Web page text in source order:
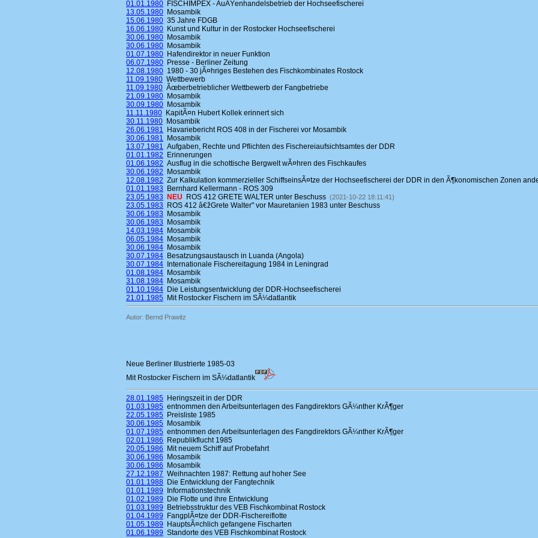
01.01.1980 FISCHIMPEX - AuÃŸenhandelsbetrieb der Hochseefischerei
13.05.1980 Mosambik
15.06.1980 35 Jahre FDGB
16.06.1980 Kunst und Kultur in der Rostocker Hochseefischerei
30.06.1980 Mosambik
30.06.1980 Mosambik
01.07.1980 Hafendirektor in neuer Funktion
06.07.1980 Presse - Berliner Zeitung
12.08.1980 1980 - 30 jÃ¤hriges Bestehen des Fischkombinates Rostock
11.09.1980 Wettbewerb
11.09.1980 Ãœberbetrieblicher Wettbewerb der Fangbetriebe
21.09.1980 Mosambik
30.09.1980 Mosambik
11.11.1980 KapitÃ¤n Hubert Kollek erinnert sich
30.11.1980 Mosambik
26.06.1981 Havariebericht ROS 408 in der Fischerei vor Mosambik
30.06.1981 Mosambik
13.07.1981 Aufgaben, Rechte und Pflichten des Fischereiaufsichtsamtes der DDR
01.01.1982 Erinnerungen
01.06.1982 Ausflug in die schottische Bergwelt wÃ¤hren des Fischkaufes
30.06.1982 Mosambik
12.08.1982 Zur Kalkulation kommerzieller SchiffseinsÃ¤tze der Hochseefischerei der DDR in den Ã¶konomischen Zonen
01.01.1983 Bernhard Kellermann - ROS 309
23.05.1983
NEU ROS 412 GRETE WALTER unter Beschuss (2021-10-22 18:11:41)
23.05.1983 ROS 412 â€žGrete Walter" vor Mauretanien 1983 unter Beschuss
30.06.1983 Mosambik
30.06.1983 Mosambik
14.03.1984 Mosambik
06.05.1984 Mosambik
30.06.1984 Mosambik
30.07.1984 Besatzungsaustausch in Luanda (Angola)
30.07.1984 Internationale Fischereitagung 1984 in Leningrad
01.08.1984 Mosambik
31.08.1984 Mosambik
01.10.1984 Die Leistungsentwicklung der DDR-Hochseefischerei
21.01.1985 Mit Rostocker Fischern im SÃ¼datlantik
Autor: Bernd Prawitz
Neue Berliner Illustrierte 1985-03
Mit Rostocker Fischern im SÃ¼datlantik
28.01.1985 Heringszeit in der DDR
01.03.1985 entnommen den Arbeitsunterlagen des Fangdirektors GÃ¼nther KrÃ¶ger
22.05.1985 Preisliste 1985
30.06.1985 Mosambik
01.07.1985 entnommen den Arbeitsunterlagen des Fangdirektors GÃ¼nther KrÃ¶ger
02.01.1986 Republikflucht 1985
20.05.1986 Mit neuem Schiff auf Probefahrt
30.06.1986 Mosambik
30.06.1986 Mosambik
27.12.1987 Weihnachten 1987: Rettung auf hoher See
01.01.1988 Die Entwicklung der Fangtechnik
01.01.1989 Informationstechnik
01.02.1989 Die Flotte und ihre Entwicklung
01.03.1989 Betriebsstruktur des VEB Fischkombinat Rostock
01.04.1989 FangplÃ¤tze der DDR-Fischereiflotte
01.05.1989 HauptsÃ¤chlich gefangene Fischarten
01.06.1989 Standorte des VEB Fischkombinat Rostock